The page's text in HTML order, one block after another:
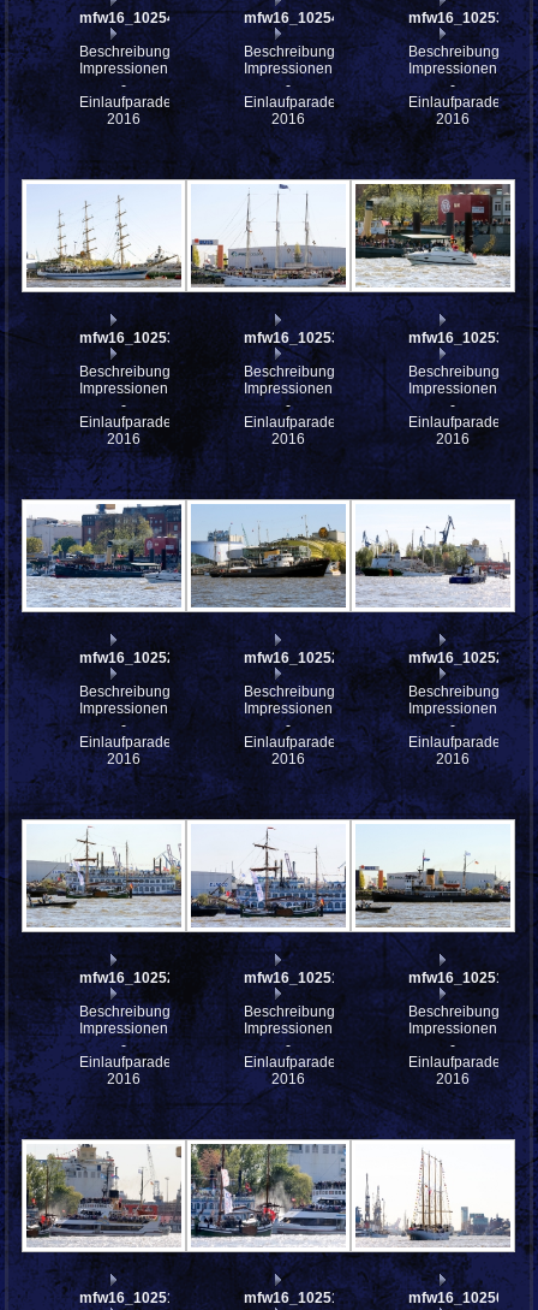
mfw16_102542
Beschreibung:
Impressionen
-
Einlaufparade
2016
mfw16_102541
Beschreibung:
Impressionen
-
Einlaufparade
2016
mfw16_102538
Beschreibung:
Impressionen
-
Einlaufparade
2016
mfw16_102537
Beschreibung:
Impressionen
-
Einlaufparade
2016
mfw16_102532
Beschreibung:
Impressionen
-
Einlaufparade
2016
mfw16_102531
Beschreibung:
Impressionen
-
Einlaufparade
2016
mfw16_102528
Beschreibung:
Impressionen
-
Einlaufparade
2016
mfw16_102526
Beschreibung:
Impressionen
-
Einlaufparade
2016
mfw16_102524
Beschreibung:
Impressionen
-
Einlaufparade
2016
mfw16_102521
Beschreibung:
Impressionen
-
Einlaufparade
2016
mfw16_102519
Beschreibung:
Impressionen
-
Einlaufparade
2016
mfw16_102516
Beschreibung:
Impressionen
-
Einlaufparade
2016
mfw16_102513 mfw16_102510 mfw16_102507